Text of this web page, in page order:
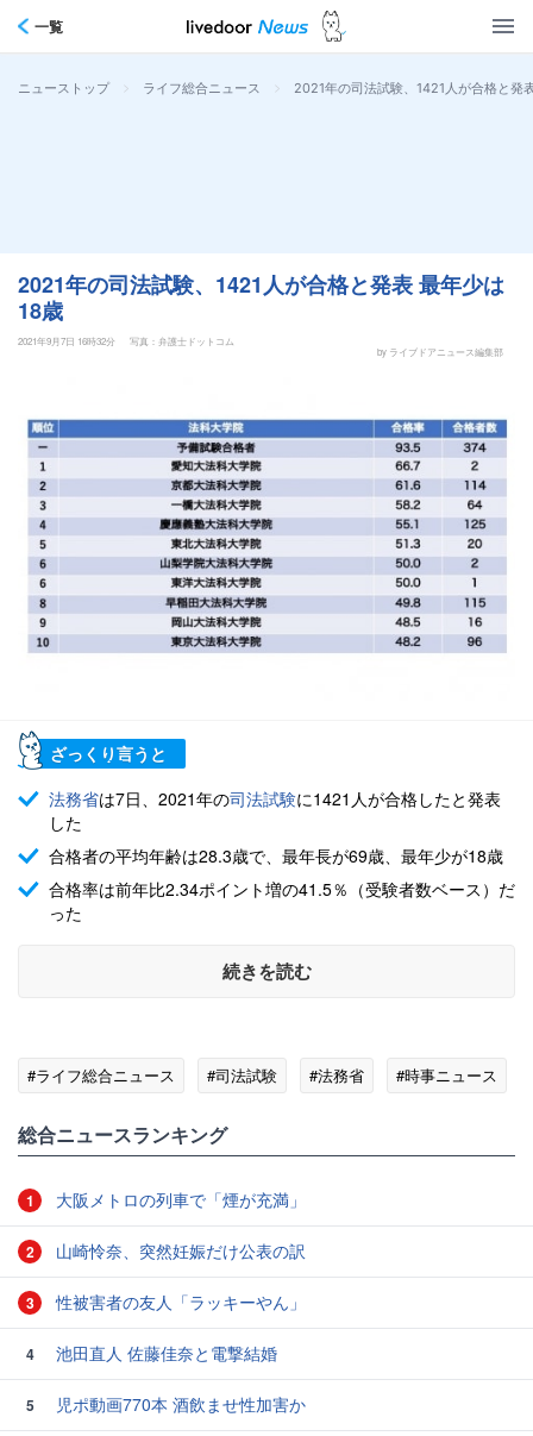
一覧
ニューストップ > ライフ総合ニュース > 2021年の司法試験、1421人が合格と発
2021年の司法試験、1421人が合格と発表 最年少は
18歳
2021年9月7日 16時32分
写真：弁護士ドットコム
by ライブドアニュース編集部
ざっくり言うと
法務省は7日、2021年の司法試験に1421人が合格したと発表
した
合格者の平均年齢は28.3歳で、最年長が69歳、最年少が18歳
合格率は前年比2.34ポイント増の41.5％（受験者数ベース）だ
った
続きを読む
#ライフ総合ニュース #司法試験 #法務省 #時事ニュース
総合ニュースランキング
1 大阪メトロの列車で「煙が充満」
2 山崎怜奈、突然妊娠だけ公表の訳
3 性被害者の友人「ラッキーやん」
4 池田直人 佐藤佳奈と電撃結婚
5
児ポ動画770本 酒飲ませ性加害か